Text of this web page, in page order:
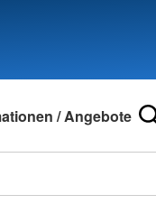
/ Angebote